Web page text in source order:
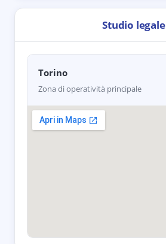
Studio legale
Torino
Zona di operatività principale